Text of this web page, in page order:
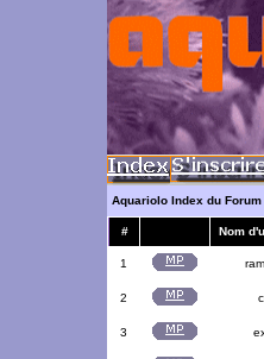
Aquariolo Index du Forum
# Nom
1
2
3